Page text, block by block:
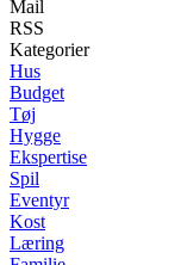
Mail
RSS
Kategorier
Hus
Budget
Tøj
Hygge
Ekspertise
Spil
Eventyr
Kost
Læring